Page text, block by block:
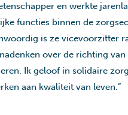
en werkte
functies binnen de
is ze vicevoorzitter
over de richting
Ik geloof in solidaire
aan kwaliteit van leven.”